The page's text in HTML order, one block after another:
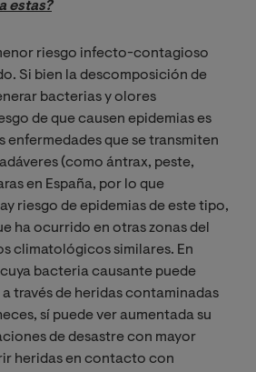
estas?
riesgo infecto-contagioso
Si bien la descomposición de
bacterias y olores
de que causen epidemias es
enfermedades que se transmiten
(como ántrax, peste,
en España, por lo que
riesgo de epidemias de este tipo,
ha ocurrido en otras zonas del
climatológicos similares. En
bacteria causante puede
través de heridas contaminadas
sí puede ver aumentada su
de desastre con mayor
heridas en contacto con